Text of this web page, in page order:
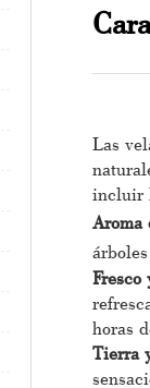
Las
incluir
Aroma
Fresco
horas
Tierra